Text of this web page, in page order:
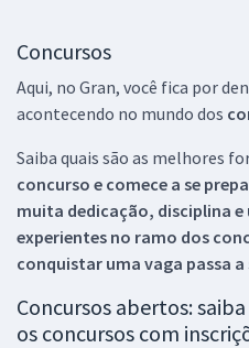
Concursos
Aqui, no Gran, você fica por
acontecendo no mundo dos
Saiba quais são as melhores
concurso e comece a se
muita dedicação, disciplina
experientes no ramo dos
conquistar uma vaga passa a
Concursos abertos:
os concursos com